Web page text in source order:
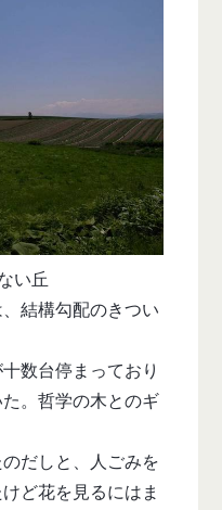
い丘
結構勾配のきつい
数台停まっており
。哲学の木とのギ
だしと、人ごみを
ど花を見るにはま